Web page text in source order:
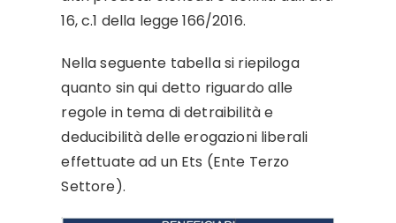
16, c.1 della legge 166/2016.
Nella seguente tabella si riepiloga
quanto sin qui detto riguardo alle
regole in tema di detraibilità e
deducibilità delle erogazioni liberali
effettuate ad un Ets (Ente Terzo
Settore).